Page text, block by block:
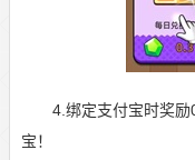
4.绑定支付宝时奖
宝！